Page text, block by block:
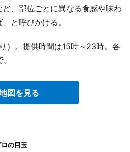
、部位ごとに異なる食感や味わ
と呼びかける。
）。提供時間は15時～23時。各
地図を見る
の目玉